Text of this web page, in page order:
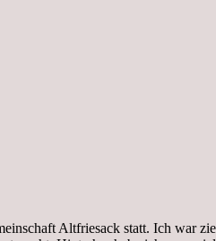
Altfriesack statt. Ich war